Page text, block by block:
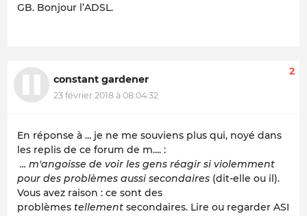
GB. Bonjour l’ADSL.
constant gardener
23 février 2018 à 08:04:32
2
En réponse à ... je ne me souviens plus qui, noyé dans
les replis de ce forum de m.... :
... m'angoisse de voir les gens réagir si violemment
pour des problèmes aussi secondaires (dit-elle ou il).
Vous avez raison : ce sont des
problèmes tellement secondaires. Lire ou regarder ASI